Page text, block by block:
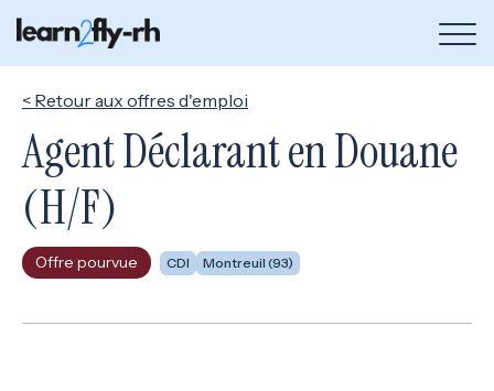
de
< Retour aux offres d'emploi
Agent Déclarant en Douane
(H/F)
Offre pourvue CDI Montreuil (93)